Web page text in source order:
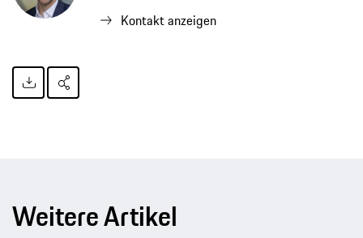
Kontakt anzeigen
Weitere Artikel